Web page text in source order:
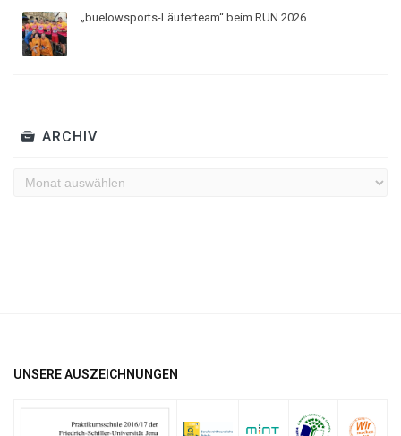
„buelowsports-Läuferteam“ beim RUN 2026
ARCHIV
Archiv
UNSERE AUSZEICHNUNGEN